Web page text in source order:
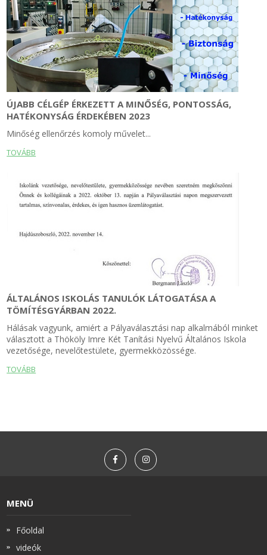
ÚJABB CÉLGÉP ÉRKEZETT A MINŐSÉG, PONTOSSÁG,
HATÉKONYSÁG ÉRDEKÉBEN 2023
Minőség ellenőrzés komoly művelet...
TOVÁBB
ÁLTALÁNOS ISKOLÁS TANULÓK LÁTOGATÁSA A
TÖMÍTÉSGYÁRBAN 2022.
Hálásak vagyunk, amiért a Pályaválasztási nap alkalmából minket
választott a Thököly Imre Két Tanítási Nyelvű Általános Iskola
vezetősége, nevelőtestülete, gyermekközössége.
TOVÁBB
MENÜ
Főoldal
videók